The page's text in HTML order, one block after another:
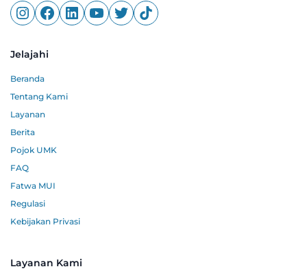
Jelajahi
Beranda
Tentang Kami
Layanan
Berita
Pojok UMK
FAQ
Fatwa MUI
Regulasi
Kebijakan Privasi
Layanan Kami